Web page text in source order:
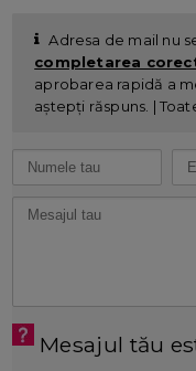
Adresa de mail nu
completarea
aprobarea rapidă a
aștepți răspuns. |
Mesajul tău